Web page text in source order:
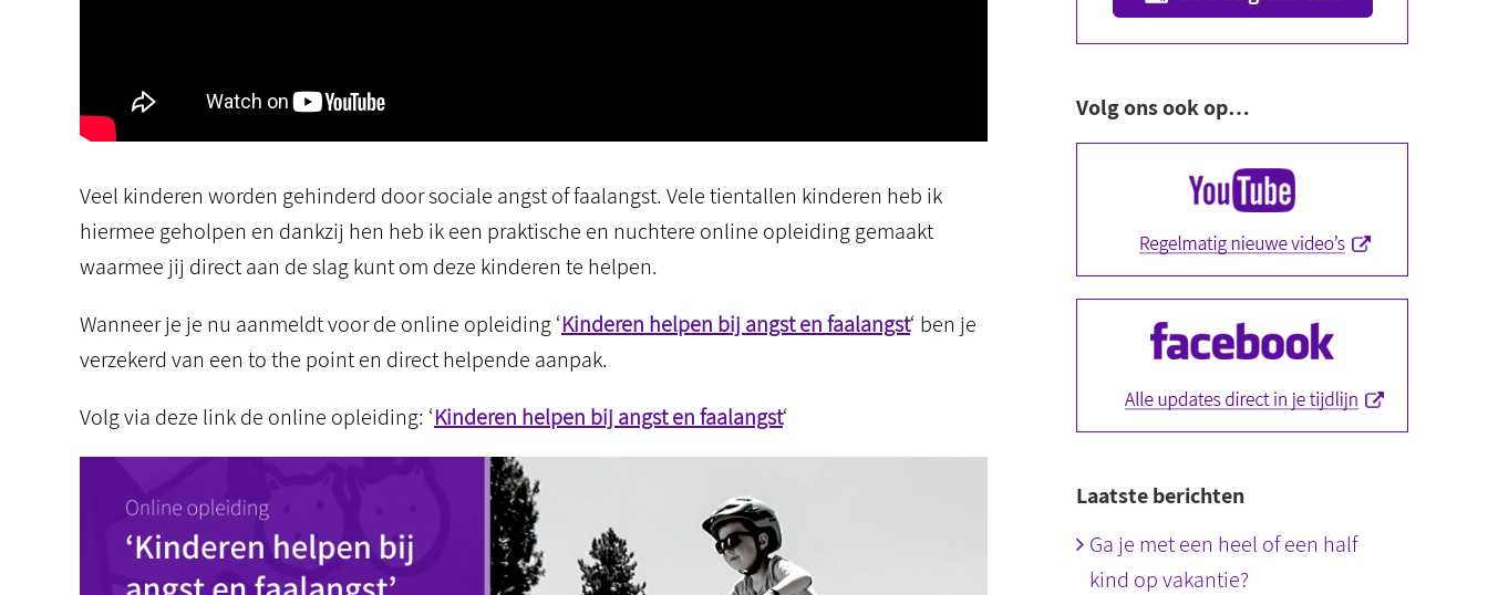
Veel kinderen worden gehinderd door sociale angst of faalangst. Vele tientallen kinderen heb ik
hiermee geholpen en dankzij hen heb ik een praktische en nuchtere online opleiding gemaakt
waarmee jij direct aan de slag kunt om deze kinderen te helpen.
Wanneer je je nu aanmeldt voor de online opleiding ‘Kinderen helpen bij angst en faalangst‘ ben je
verzekerd van een to the point en direct helpende aanpak.
Volg via deze link de online opleiding: ‘Kinderen helpen bij angst en faalangst‘
Volg ons ook op…
Laatste berichten
Ga je met een heel of een half
kind op vakantie?